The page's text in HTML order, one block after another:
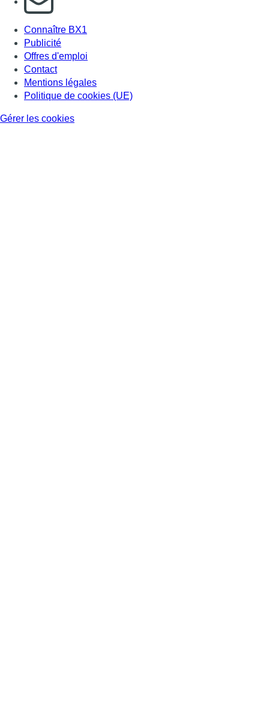
Connaître BX1
Publicité
Offres d'emploi
Contact
Mentions légales
Politique de cookies (UE)
Gérer les cookies